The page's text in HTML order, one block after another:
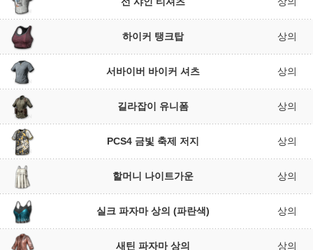
하이커 탱크탑 상의
서바이버 바이커 셔츠 상의
길라잡이 유니폼 상의
PCS4 금빛 축제 저지 상의
할머니 나이트가운 상의
실크 파자마 상의 (파란색) 상의
새틴 파자마 상의 상의